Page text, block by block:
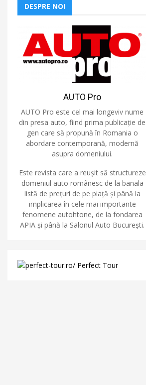
DESPRE NOI
AUTO Pro
AUTO Pro este cel mai longeviv nume
din presa auto, fiind prima publicație de
gen care să propună în Romania o
abordare contemporană, modernă
asupra domeniului.
Este revista care a reușit să structureze
domeniul auto românesc de la banala
listă de prețuri de pe piață și până la
implicarea în cele mai importante
fenomene autohtone, de la fondarea
APIA și până la Salonul Auto București.